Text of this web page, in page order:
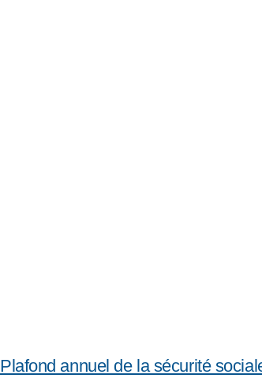
Plafond annuel de la sécurité